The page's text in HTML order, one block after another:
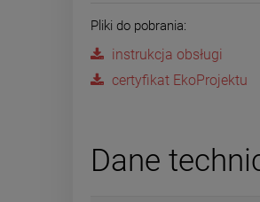
Pliki do pobrania:
instrukcja obsługi
certyfikat EkoProjektu
Dane